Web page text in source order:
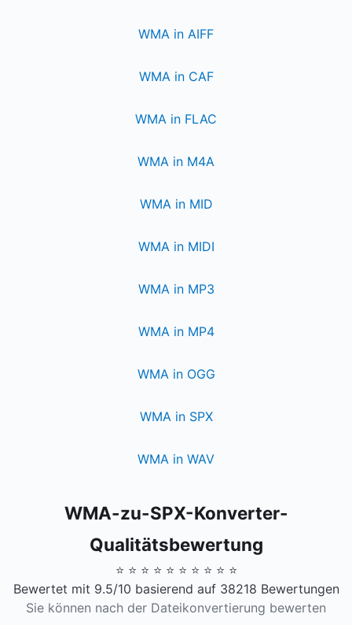
WMA in AIFF
WMA in CAF
WMA in FLAC
WMA in M4A
WMA in MID
WMA in MIDI
WMA in MP3
WMA in MP4
WMA in OGG
WMA in SPX
WMA in WAV
WMA-zu-SPX-Konverter-
Qualitätsbewertung
⭐ ⭐ ⭐ ⭐ ⭐ ⭐ ⭐ ⭐ ⭐ ⭐
Bewertet mit 9.5/10 basierend auf 38218 Bewertungen
Sie können nach der Dateikonvertierung bewerten